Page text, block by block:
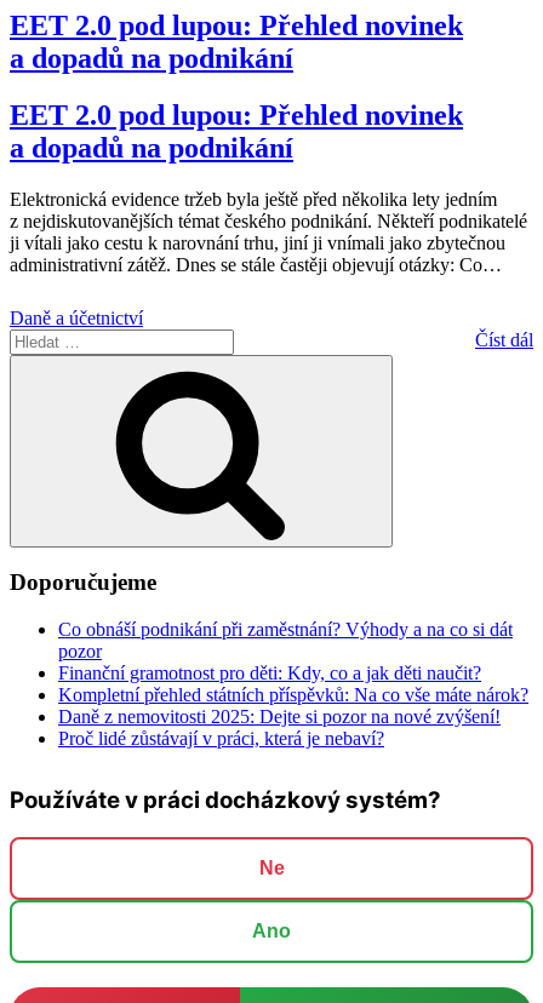
EET 2.0 pod lupou: Přehled novinek
a dopadů na podnikání
EET 2.0 pod lupou: Přehled novinek
a dopadů na podnikání
Elektronická evidence tržeb byla ještě před několika lety jedním
z nejdiskutovanějších témat českého podnikání. Někteří podnikatelé
ji vítali jako cestu k narovnání trhu, jiní ji vnímali jako zbytečnou
administrativní zátěž. Dnes se stále častěji objevují otázky: Co…
Daně a účetnictví
Číst dál
Hledat:
Doporučujeme
Co obnáší podnikání při zaměstnání? Výhody a na co si dát
pozor
Finanční gramotnost pro děti: Kdy, co a jak děti naučit?
Kompletní přehled státních příspěvků: Na co vše máte nárok?
Daně z nemovitosti 2025: Dejte si pozor na nové zvýšení!
Proč lidé zůstávají v práci, která je nebaví?
Používáte v práci docházkový systém?
Ne
Ano